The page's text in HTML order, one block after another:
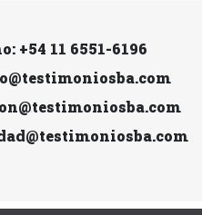
+54 11 6551-6196